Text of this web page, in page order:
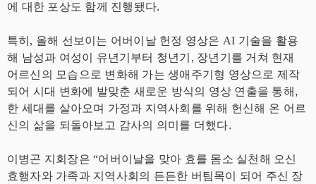
에 대한 포상도 함께 진행됐다.
특히, 올해 선보이는 어버이날 헌정 영상은 AI 기술을 활용
해 남성과 여성이 유년기부터 청년 기, 장년기를 거쳐 현재
어르신의 모습으로 변화해 가는 생애주기형 영상으로 제작
되어 시대 변화에 발맞춘 새로운 방식의 영상 연출을 통해,
한 세대를 살아오며 가정과 지역사회를 위해 헌신해 온 어르
신의 삶을 되돌아보고 감사의 의미를 더했다.
이병곤 지회장은 “어버이날을 맞아 효를 몸소 실천해 오신
효행자와 가족과 지역사회의 든든한 버팀목이 되어 주신 장